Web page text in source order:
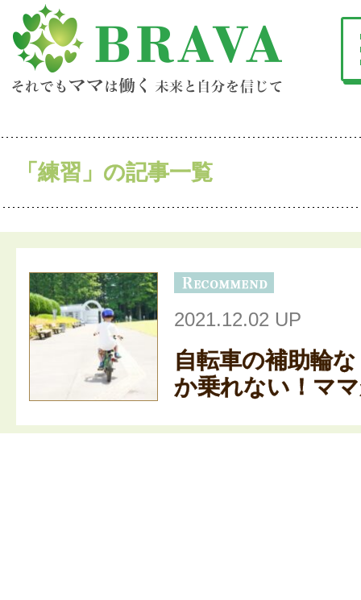
「練習」の記事一覧
2021.12.02 UP
自転車の補助輪
か乗れない！マ